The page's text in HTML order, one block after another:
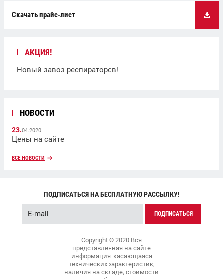
Скачать прайс-лист
АКЦИЯ!
Новый завоз респираторов!
НОВОСТИ
23.04.2020
Цены на сайте
ВСЕ НОВОСТИ
ПОДПИСАТЬСЯ НА БЕСПЛАТНУЮ РАССЫЛКУ!
ПОДПИСАТЬСЯ
Copyright © 2020 Вся
представленная на сайте
информация, касающаяся
технических характеристик,
наличия на складе, стоимости